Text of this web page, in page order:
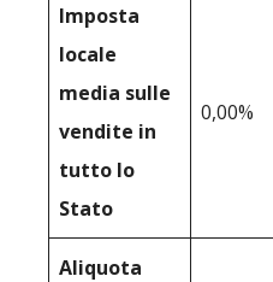
Imposta
locale
media sulle
vendite in
tutto lo
Stato
0,00%
Aliquota